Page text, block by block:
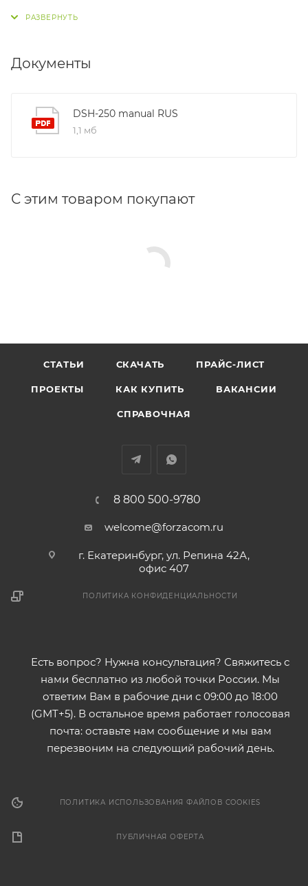
Документы
DSH-250 manual RUS
1,1 мб
С этим товаром покупают
СТАТЬИ СКАЧАТЬ ПРАЙС-ЛИСТ
ПРОЕКТЫ КАК КУПИТЬ ВАКАНСИИ
СПРАВОЧНАЯ
8 800 500-9780
welcome@forzacom.ru
г. Екатеринбург, ул. Репина 42А,
офис 407
ПОЛИТИКА КОНФИДЕНЦИАЛЬНОСТИ
Есть вопрос? Нужна консультация? Свяжитесь с
нами бесплатно из любой точки России. Мы
ответим Вам в рабочие дни с 09:00 до 18:00
(GMT+5). В остальное время работает голосовая
почта: оставьте нам сообщение и мы вам
перезвоним на следующий рабочий день.
ПОЛИТИКА ИСПОЛЬЗОВАНИЯ ФАЙЛОВ COOKIES
ПУБЛИЧНАЯ ОФЕРТА